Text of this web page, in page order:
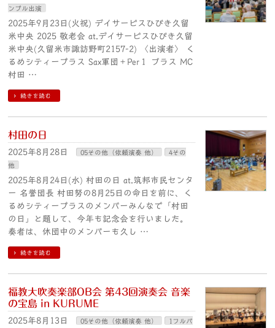
ンブル出演
2025年9月23日(火祝) デイサービスひびき久留
米中央 2025 敬老会 at.デイサービスひびき久留
米中央(久留米市諏訪野町2157-2) 〈出演者〉 く
るめシティーブラス Sax軍団＋Per１ プラス MC
村田 …
続きを読む
村田の日
2025年8月28日 05その他（依頼演奏 他）
4その
他
2025年8月24日(水) 村田の日 at.筑邦市民センタ
ー 名誉団長 村田努の8月25日の命日を前に、く
るめシティーブラスのメンバーみんなで「村田
の日」と題して、今年も記念会を行いました。
奏者は、休団中のメンバーも久し …
続きを読む
福教大吹奏楽部OB会 第43回演奏会 音楽
の宝島 in KURUME
2025年8月13日 05その他（依頼演奏 他）
1フルバ